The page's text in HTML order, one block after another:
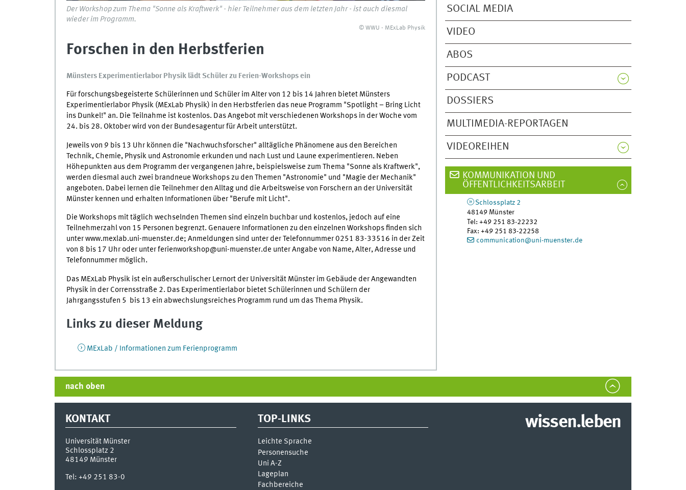
SOCIAL MEDIA
VIDEO
ABOS
PODCAST
DOSSIERS
MULTIMEDIA-REPORTAGEN
VIDEOREIHEN
Der Workshop zum Thema "Sonne als Kraftwerk" - hier Teilnehmer aus dem letzten Jahr - ist auch diesmal
wieder im Programm.
© WWU - MExLab Physik
Forschen in den Herbstferien
Münsters Experimentierlabor Physik lädt Schüler zu Ferien-Workshops ein
Für forschungsbegeisterte Schülerinnen und Schüler im Alter von 12 bis 14 Jahren bietet Münsters
Experimentierlabor Physik (MExLab Physik) in den Herbstferien das neue Programm "Spotlight – Bring Licht
ins Dunkel!" an. Die Teilnahme ist kostenlos. Das Angebot mit verschiedenen Workshops in der Woche vom
24. bis 28. Oktober wird von der Bundesagentur für Arbeit unterstützt.
Jeweils von 9 bis 13 Uhr können die "Nachwuchsforscher" alltägliche Phänomene aus den Bereichen
Technik, Chemie, Physik und Astronomie erkunden und nach Lust und Laune experimentieren. Neben
Höhepunkten aus dem Programm der vergangenen Jahre, beispielsweise zum Thema "Sonne als Kraftwerk",
werden diesmal auch zwei brandneue Workshops zu den Themen "Astronomie" und "Magie der Mechanik"
angeboten. Dabei lernen die Teilnehmer den Alltag und die Arbeitsweise von Forschern an der Universität
Münster kennen und erhalten Informationen über "Berufe mit Licht".
Die Workshops mit täglich wechselnden Themen sind einzeln buchbar und kostenlos, jedoch auf eine
Teilnehmerzahl von 15 Personen begrenzt. Genauere Informationen zu den einzelnen Workshops finden sich
unter www.mexlab.uni-muenster.de; Anmeldungen sind unter der Telefonnummer 0251 83-33516 in der Zeit
von 8 bis 17 Uhr oder unter ferienworkshop@uni-muenster.de unter Angabe von Name, Alter, Adresse und
Telefonnummer möglich.
Das MExLab Physik ist ein außerschulischer Lernort der Universität Münster im Gebäude der Angewandten
Physik in der Corrensstraße 2. Das Experimentierlabor bietet Schülerinnen und Schülern der
Jahrgangsstufen 5 bis 13 ein abwechslungsreiches Programm rund um das Thema Physik.
Links zu dieser Meldung
MExLab / Informationen zum Ferienprogramm
KOMMUNIKATION UND
ÖFFENTLICHKEITSARBEIT
Schlossplatz 2
48149 Münster
Tel:+49 251 83-22232
Fax:+49 251 83-22258
communication@uni-muenster.de
nach oben
KONTAKT
Universität Münster
Schlossplatz 2
48149 Münster
Tel: +49 251 83-0
TOP-LINKS
Leichte Sprache
Personensuche
Uni A-Z
Lageplan
Fachbereiche
wissen.leben